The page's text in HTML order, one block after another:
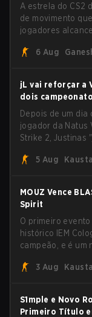
A estrela do CS2
de movimento
jogadores
6 Aug
jL vai reforçar a
dois
Depois de um
jogador da Natus
Strike 2, Justinas
Bucharest.
5 Aug
MOUZ Vence
Spirit
O primeiro
histórico IEM
campeão, e é um
shuffles, avançou
3 Aug
S1mple e Novo
Primeiro Título